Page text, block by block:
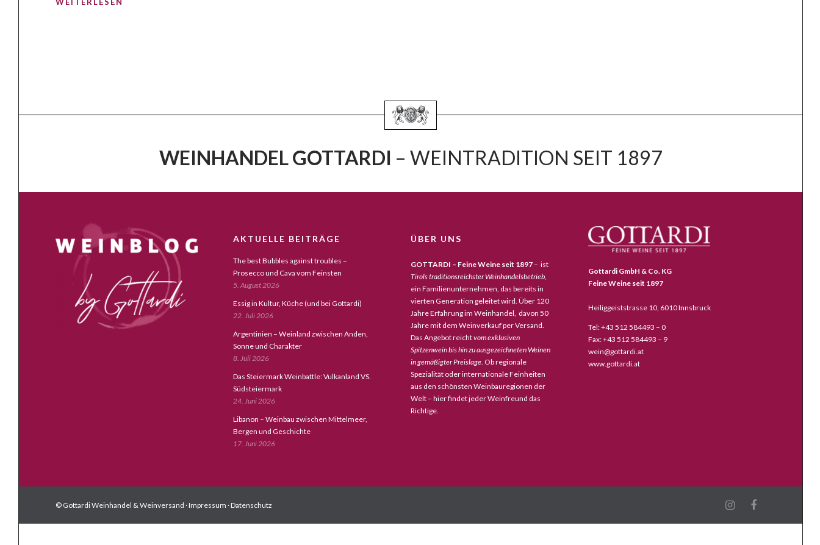
WEINHANDEL GOTTARDI – WEINTRADITION SEIT 1897
AKTUELLE BEITRÄGE
The best Bubbles against troubles –
Prosecco und Cava vom Feinsten
5. August 2026
Essig in Kultur, Küche (und bei Gottardi)
22. Juli 2026
Argentinien – Weinland zwischen Anden,
Sonne und Charakter
8. Juli 2026
Das Steiermark Weinbattle: Vulkanland VS.
Südsteiermark
24. Juni 2026
Libanon – Weinbau zwischen Mittelmeer,
Bergen und Geschichte
17. Juni 2026
ÜBER UNS
GOTTARDI – Feine Weine seit 1897– ist
Tirols traditionsreichster Weinhandelsbetrieb,
ein Familienunternehmen, das bereits in
vierten Generation geleitet wird. Über 120
Jahre Erfahrung im Weinhandel, davon 50
Jahre mit dem Weinverkauf per Versand.
Das Angebot reichtvom exklusiven
Spitzenwein bis hin zu ausgezeichneten Weinen
in gemäßigter Preislage. Ob regionale
Spezialität oder internationale Feinheiten
aus den schönsten Weinbauregionen der
Welt – hier findet jeder Weinfreund das
Richtige.
Gottardi GmbH & Co. KG
Feine Weine seit 1897
Heiliggeiststrasse 10, 6010 Innsbruck
Tel: +43 512 584493 – 0
Fax: +43 512 584493 – 9
wein@gottardi.at
www.gottardi.at
© Gottardi Weinhandel & Weinversand ·Impressum ·Datenschutz